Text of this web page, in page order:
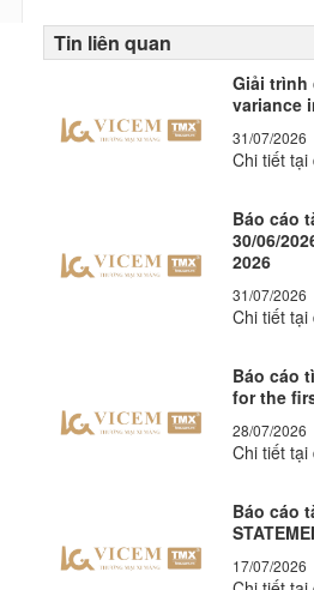
Tin liên quan
Giải trình
variance
31/07/2026
Chi tiết tại
Báo cáo
30/06/
2026
31/07/2026
Chi tiết tại
Báo cáo
for the
28/07/2026
Chi tiết tại
Báo cáo
17/07/2026